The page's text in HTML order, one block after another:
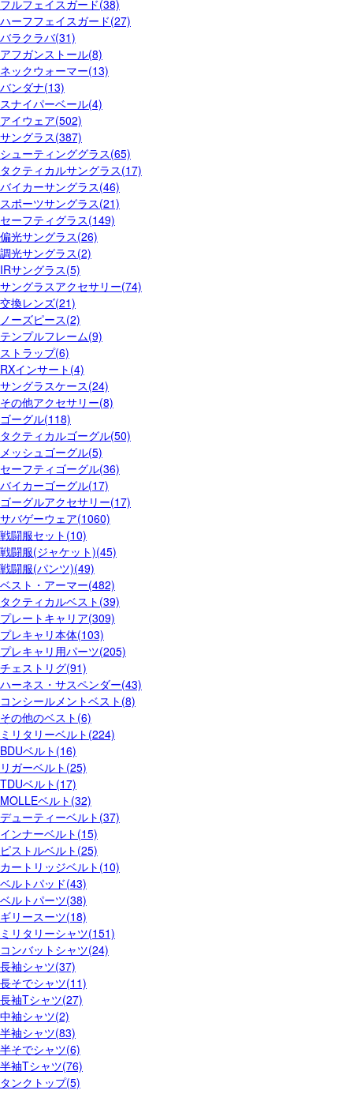
フルフェイスガード(38)
ハーフフェイスガード(27)
バラクラバ(31)
アフガンストール(8)
ネックウォーマー(13)
バンダナ(13)
スナイパーベール(4)
アイウェア(502)
サングラス(387)
シューティンググラス(65)
タクティカルサングラス(17)
バイカーサングラス(46)
スポーツサングラス(21)
セーフティグラス(149)
偏光サングラス(26)
調光サングラス(2)
IRサングラス(5)
サングラスアクセサリー(74)
交換レンズ(21)
ノーズピース(2)
テンプルフレーム(9)
ストラップ(6)
RXインサート(4)
サングラスケース(24)
その他アクセサリー(8)
ゴーグル(118)
タクティカルゴーグル(50)
メッシュゴーグル(5)
セーフティゴーグル(36)
バイカーゴーグル(17)
ゴーグルアクセサリー(17)
サバゲーウェア(1060)
戦闘服セット(10)
戦闘服(ジャケット)(45)
戦闘服(パンツ)(49)
ベスト・アーマー(482)
タクティカルベスト(39)
プレートキャリア(309)
プレキャリ本体(103)
プレキャリ用パーツ(205)
チェストリグ(91)
ハーネス・サスペンダー(43)
コンシールメントベスト(8)
その他のベスト(6)
ミリタリーベルト(224)
BDUベルト(16)
リガーベルト(25)
TDUベルト(17)
MOLLEベルト(32)
デューティーベルト(37)
インナーベルト(15)
ピストルベルト(25)
カートリッジベルト(10)
ベルトパッド(43)
ベルトパーツ(38)
ギリースーツ(18)
ミリタリーシャツ(151)
コンバットシャツ(24)
長袖シャツ(37)
長そでシャツ(11)
長袖Tシャツ(27)
中袖シャツ(2)
半袖シャツ(83)
半そでシャツ(6)
半袖Tシャツ(76)
タンクトップ(5)